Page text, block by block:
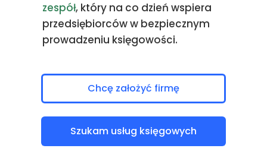
zespół, który na co dzień wspiera
przedsiębiorców w bezpiecznym
prowadzeniu księgowości.
Chcę założyć firmę
Szukam usług księgowych